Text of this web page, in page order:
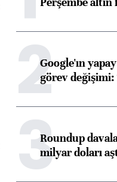
2Google'ın
görev
3Roundup
milyar doları